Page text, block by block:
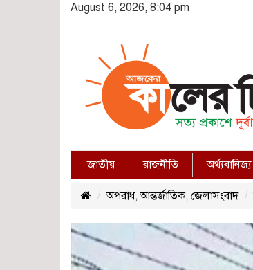
August 6, 2026, 8:04 pm
জাতীয় রাজনীতি অর্থ্যবানিজ্য
অপরাধ,আন্তর্জাতিক, জেলাসংবাদ